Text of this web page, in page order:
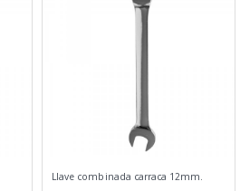
Llave combinada carraca 12mm.